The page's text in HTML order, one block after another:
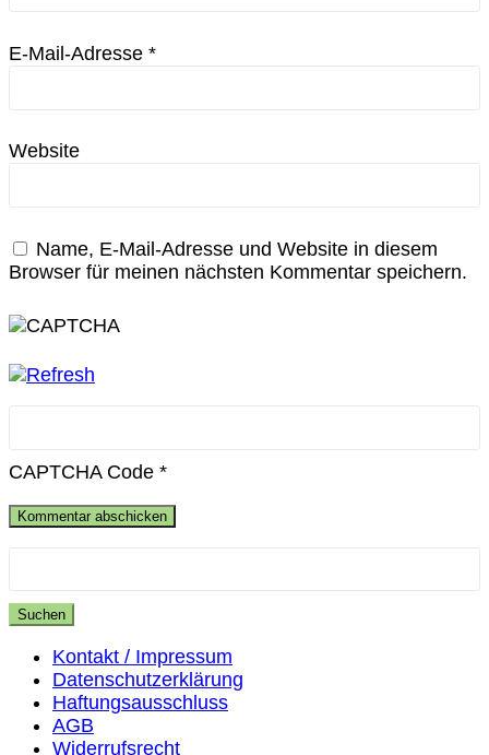
E-Mail-Adresse *
Website
Name, E-Mail-Adresse und Website in diesem
Browser für meinen nächsten Kommentar speichern.
CAPTCHA Code *
Kontakt / Impressum
Datenschutzerklärung
Haftungsausschluss
AGB
Widerrufsrecht